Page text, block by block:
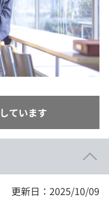
ています
更新日：2025/10/09